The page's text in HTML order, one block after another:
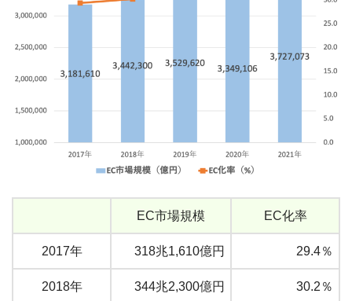
EC市場規模 EC化率
2017年 318兆1,610億円 29.4％
2018年 344兆2,300億円 30.2％